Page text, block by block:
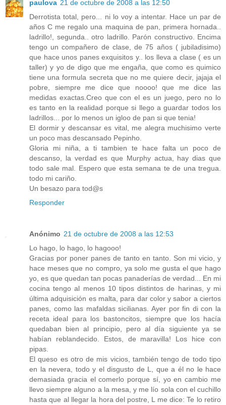
paulova 21 de octubre de 2008 a las 12:50
Derrotista total, pero... ni lo voy a intentar. Hace un par de
años C me regalo una maquina de pan, primera hornada..
ladrillo!, segunda.. otro ladrillo. Parón constructivo. Encima
tengo un compañero de clase, de 75 años ( jubiladisimo)
que hace unos panes exquisitos y.. los lleva a clase ( es un
taller) y yo de digo que me engaña, que como es quimico
tiene una formula secreta que no me quiere decir, jajaja el
pobre, siempre me dice que noooo! que me dice las
medidas exactas.Creo que con el es un juego, pero no lo
es tanto en la realidad porque si llego a guardar todos los
ladrillos... por lo menos un igloo de pan si que tenia!
El dormir y descansar es vital, me alegra muchisimo verte
un poco mas descansado Pepinho.
Gloria mi niña, a ti tambien te hace falta un poco de
descanso, la verdad es que Murphy actua, hay dias que
todo sale mal. Espero que esta semana te de una tregua.
todo mi cariño.
Un besazo para tod@s
Responder
Anónimo 21 de octubre de 2008 a las 12:53
Lo hago, lo hago, lo hagooo!
Gracias por poner panes de tanto en tanto. Son mi vicio, y
hace meses que no compro, ya solo me gusta el que hago
yo, es que quedan tan pocas panaderías de verdad... En mi
cocina tengo al menos 10 tipos distintos de harinas, y mi
última adquisición es malta, para dar color y sabor a ciertos
panes, como las mafaldas sicilianas. Ayer por fin di con la
receta ideal para los bastoncitos, siempre que los hacía
quedaban bien al principio, pero al día siguiente ya se
habían reblandecido. Estos, de maravilla! Los hice con
pipas.
El queso es otro de mis vicios, también tengo de todo tipo
en la nevera, todo y el disgusto de L, que a él no le hace
demasiada gracia el comerlo porque sí, yo en cambio me
llevo siempre alguno a la mesa, y me lío sola con el cuchillo
hasta que al llegar la hora del postre, L me dice: Te lo retiro